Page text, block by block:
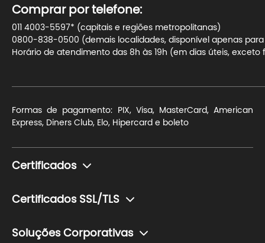
Comprar por telefone:
011 4003-5597* (capitais e regiões metropolitanas)
0800-838-0500 (demais localidades, disponível apenas
Horário de atendimento das 8h às 19h (em dias úteis, exceto
Formas de pagamento: PIX, Visa, MasterCard, American
Express, Diners Club, Elo, Hipercard e boleto
Certificados
Pessoa Jurídica (e-CNPJ)
Certificados SSL/TLS
Soluções Corporativas